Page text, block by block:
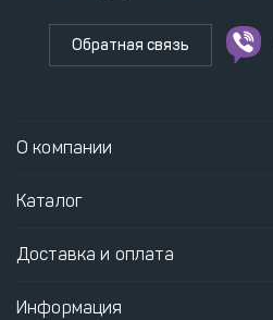
Обратная связь
О компании
Каталог
Доставка и оплата
Информация